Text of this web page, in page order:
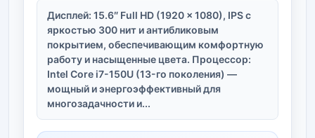
Дисплей: 15.6″ Full HD (1920 x 1080), IPS с
яркостью 300 нит и антибликовым
покрытием, обеспечивающим комфортную
работу и насыщенные цвета. Процессор:
Intel Core i7-150U (13-го поколения) —
мощный и энергоэффективный для
многозадачности и...